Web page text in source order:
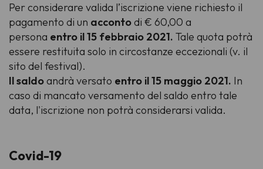
Per considerare valida l’iscrizione viene richiesto il
pagamento di un accontodi € 60,00 a
persona entro il 15 febbraio 2021. Tale quota potrà
essere restituita solo in circostanze eccezionali (v. il
sito del festival).
Il saldoandrà versato entro il 15 maggio 2021. In
caso di mancato versamento del saldo entro tale
data, l'iscrizione non potrà considerarsi valida.
Covid-19